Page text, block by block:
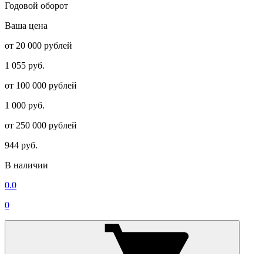
Годовой оборот
Ваша цена
от 20 000 рублей
1 055 руб.
от 100 000 рублей
1 000 руб.
от 250 000 рублей
944 руб.
В наличии
0.0
0